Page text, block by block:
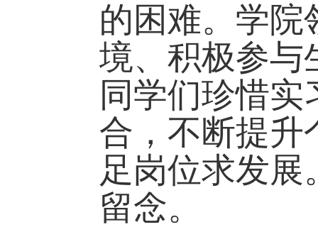
的困难。学院
境、积极参与
同学们珍惜
合，不断提升
足岗位求发
留念。